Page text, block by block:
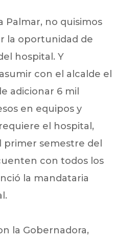
Palmar, no quisimos
la oportunidad de
hospital. Y
con el alcalde el
adicionar 6 mil
en equipos y
el hospital,
primer semestre del
con todos los
la mandataria
la Gobernadora,